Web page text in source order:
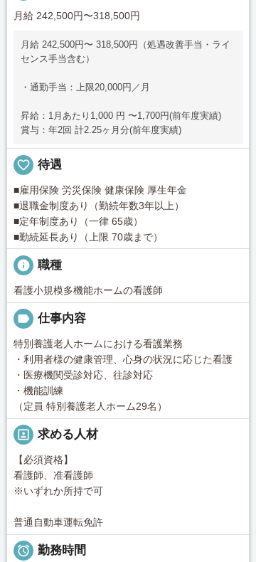
月給 242,500円〜318,500円
月給 242,500円〜 318,500円（処遇改善手当・ライ
センス手当含む）
・通勤手当：上限20,000円／月
昇給：1月あたり1,000 円 〜1,700円(前年度実績)
賞与：年2回 計2.25ヶ月分(前年度実績)
favorite_border 待遇
■雇用保険 労災保険 健康保険 厚生年金
■退職金制度あり（勤続年数3年以上）
■定年制度あり（一律 65歳）
■勤続延長あり（上限 70歳まで）
info 職種
看護小規模多機能ホームの看護師
label 仕事内容
特別養護老人ホームにおける看護業務
・利用者様の健康管理、心身の状況に応じた看護
・医療機関受診対応、往診対応
・機能訓練
（定員 特別養護老人ホーム29名）
portrait 求める人材
【必須資格】
看護師、准看護師
※いずれか所持で可
普通自動車運転免許
 勤務時間